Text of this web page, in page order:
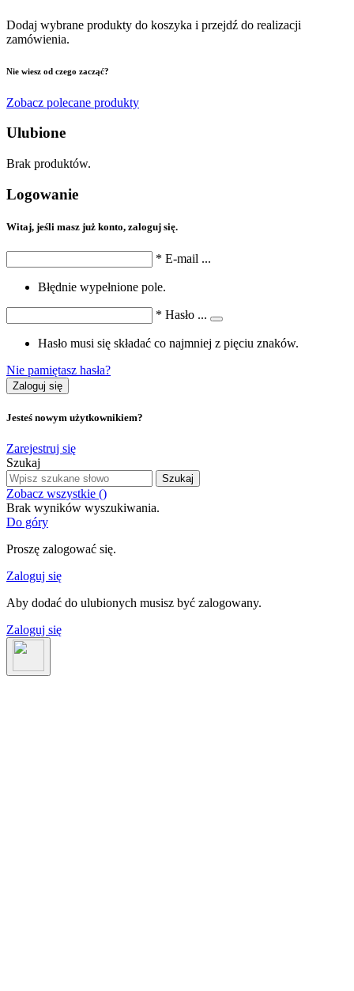
Dodaj wybrane produkty do koszyka i przejdź do realizacji
zamówienia.
Nie wiesz od czego zacząć?
Zobacz polecane produkty
Ulubione
Brak produktów.
Logowanie
Witaj, jeśli masz już konto, zaloguj się.
* E-mail ...
Błędnie wypełnione pole.
* Hasło ...
Hasło musi się składać co najmniej z pięciu znaków.
Nie pamiętasz hasła?
Zaloguj się
Jesteś nowym użytkownikiem?
Zarejestruj się
Szukaj
Szukaj
Zobacz wszystkie ()
Brak wyników wyszukiwania.
Do góry
Proszę zalogować się.
Zaloguj się
Aby dodać do ulubionych musisz być zalogowany.
Zaloguj się